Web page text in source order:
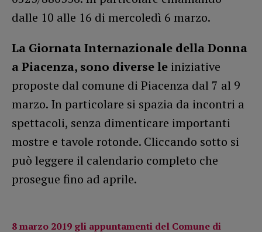
dalle 10 alle 16 di mercoledì 6 marzo.
La Giornata Internazionale della Donna
a Piacenza, sono diverse le iniziative
proposte dal comune di Piacenza dal 7 al 9
marzo. In particolare si spazia da incontri a
spettacoli, senza dimenticare importanti
mostre e tavole rotonde. Cliccando sotto si
può leggere il calendario completo che
prosegue fino ad aprile.
8 marzo 2019 gli appuntamenti del Comune di